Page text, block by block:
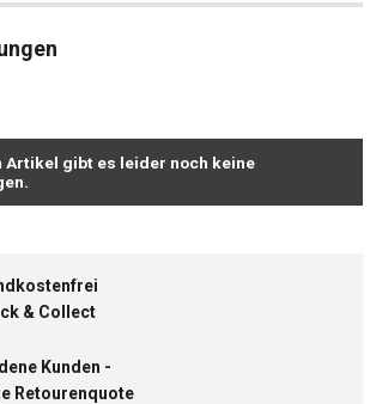
von 0 von 5 Sternen
Artikel gibt es leider noch keine
& Collect
Kunden -
Retourenquote